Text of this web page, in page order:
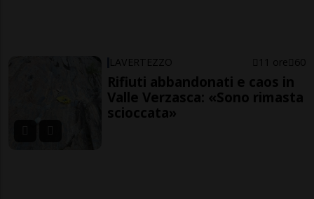
LAVERTEZZO 11 ore 60
Rifiuti abbandonati e caos in
Valle Verzasca: «Sono rimasta
scioccata»